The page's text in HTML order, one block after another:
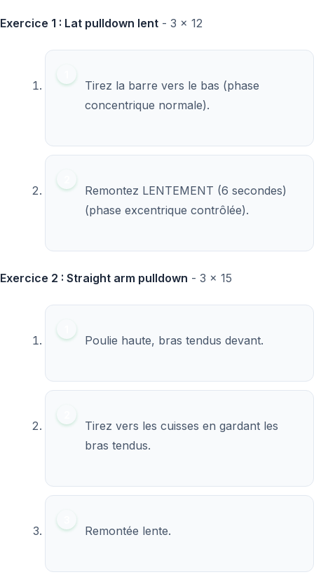
Exercice 1 : Lat pulldown lent - 3 x 12
Tirez la barre vers le bas (phase
concentrique normale).
Remontez LENTEMENT (6 secondes)
(phase excentrique contrôlée).
Exercice 2 : Straight arm pulldown - 3 x 15
Poulie haute, bras tendus devant.
Tirez vers les cuisses en gardant les
bras tendus.
Remontée lente.